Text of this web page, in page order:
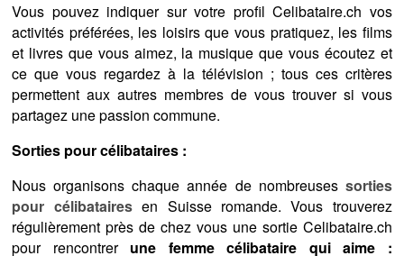
Vous pouvez indiquer sur votre profil Celibataire.ch vos
activités préférées, les loisirs que vous pratiquez, les films
et livres que vous aimez, la musique que vous écoutez et
ce que vous regardez à la télévision ; tous ces critères
permettent aux autres membres de vous trouver si vous
partagez une passion commune.
Sorties pour célibataires :
Nous organisons chaque année de nombreuses sorties
pour célibatairesen Suisse romande. Vous trouverez
régulièrement près de chez vous une sortie Celibataire.ch
pour rencontrer une femme célibataire qui aime :